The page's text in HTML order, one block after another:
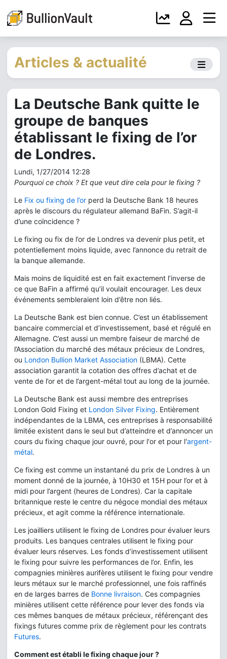
Articles & actualité
La Deutsche Bank quitte le
groupe de banques
établissant le fixing de l’or
de Londres.
Lundi, 1/27/2014 12:28
Pourquoi ce choix ? Et que veut dire cela pour le fixing ?
Le Fix ou fixing de l’or perd la Deutsche Bank 18 heures
après le discours du régulateur allemand BaFin. S’agit-il
d’une coïncidence ?
Le fixing ou fix de l’or de Londres va devenir plus petit, et
potentiellement moins liquide, avec l’annonce du retrait de
la banque allemande.
Mais moins de liquidité est en fait exactement l’inverse de
ce que BaFin a affirmé qu’il voulait encourager. Les deux
événements sembleraient loin d’être non liés.
La Deutsche Bank est bien connue. C’est un établissement
bancaire commercial et d’investissement, basé et régulé en
Allemagne. C’est aussi un membre faiseur de marché de
l’Association du marché des métaux précieux de Londres,
ou London Bullion Market Association (LBMA). Cette
association garantit la cotation des offres d’achat et de
vente de l’or et de l’argent-métal tout au long de la journée.
La Deutsche Bank est aussi membre des entreprises
London Gold Fixing et London Silver Fixing. Entièrement
indépendantes de la LBMA, ces entreprises à responsabilité
limitée existent dans le seul but d’atteindre et d’annoncer un
cours du fixing chaque jour ouvré, pour l'or et pour l'argent-
métal.
Ce fixing est comme un instantané du prix de Londres à un
moment donné de la journée, à 10H30 et 15H pour l’or et à
midi pour l’argent (heures de Londres). Car la capitale
britannique reste le centre du négoce mondial des métaux
précieux, et agit comme la référence internationale.
Les joailliers utilisent le fixing de Londres pour évaluer leurs
produits. Les banques centrales utilisent le fixing pour
évaluer leurs réserves. Les fonds d’investissement utilisent
le fixing pour suivre les performances de l’or. Enfin, les
compagnies minières aurifères utilisent le fixing pour vendre
leurs métaux sur le marché professionnel, une fois raffinés
en de larges barres de Bonne livraison. Ces compagnies
minières utilisent cette référence pour lever des fonds via
ces mêmes banques de métaux précieux, référençant des
fixings futures comme prix de règlement pour les contrats
Futures.
Comment est établi le fixing chaque jour ?